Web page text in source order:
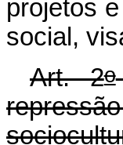
projetos
social,
Art. 2o